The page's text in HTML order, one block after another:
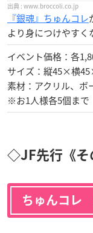
www.broccoli.co.jp
『銀魂』ちゅんコレ
より身につけやすく
イベント価格：各
サイズ：縦45×横
素材：アクリル、ボ
※お1人様各5個まで
◇JF先行《そ
ちゅんコレ